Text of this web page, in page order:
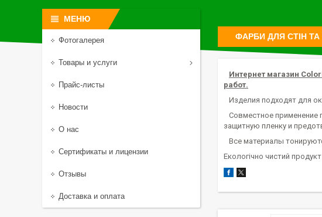
ФАРБИ ДЛЯ СТІН ТА
Интернет магазин
работ.
Изделия подходят для
Совместное применение
защитную пленку и
Все материалы
Екологічно чистий
Фотогалерея
Товары и услуги
Прайс-листы
Новости
О нас
Сертификаты и лицензии
Отзывы
Доставка и оплата